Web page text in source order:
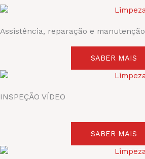
Assistência, reparação e manutenção
SABER MAIS
INSPEÇÃO VÍDEO
SABER MAIS